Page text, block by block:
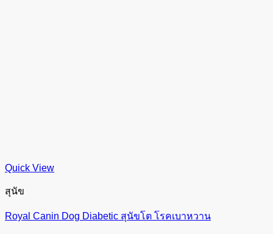
Quick View
สุนัข
Royal Canin Dog Diabetic สุนัขโต โรคเบาหวาน